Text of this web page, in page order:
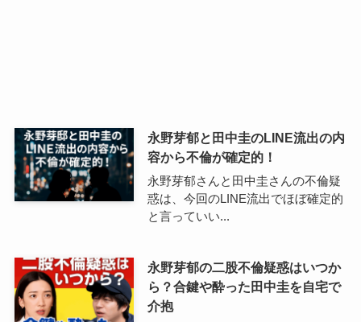
永野芽郁と田中圭のLINE流出の内
容から不倫が確定的！
永野芽郁さんと田中圭さんの不倫疑
惑は、今回のLINE流出でほぼ確定的
と言っていい...
永野芽郁の二股不倫疑惑はいつか
ら？合鍵や酔った田中圭を自宅で
介抱